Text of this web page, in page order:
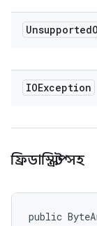
Unsupported
IOException
ফ্রিডাস্ক্রিপ্ট সহ
public